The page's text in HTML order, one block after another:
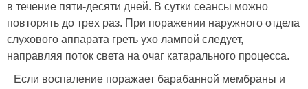
в течение пяти-десяти дней. В сутки сеансы можно
повторять до трех раз. При поражении наружного отдела
слухового аппарата греть ухо лампой следует,
направляя поток света на очаг катарального процесса.
Если воспаление поражает барабанной мембраны и